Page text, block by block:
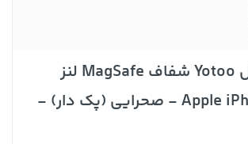
قاب اورجینال Yotoo شفاف MagSafe لنز
فلزی Apple iPhone 16 - صحرایی (پک دار) -